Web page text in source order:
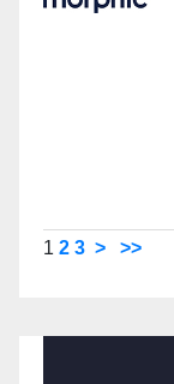
1 2 3 > >>